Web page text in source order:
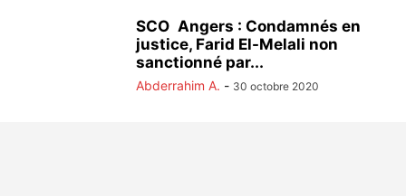
SCO Angers : Condamnés en
justice, Farid El-Melali non
sanctionné par...
Abderrahim A. - 30 octobre 2020